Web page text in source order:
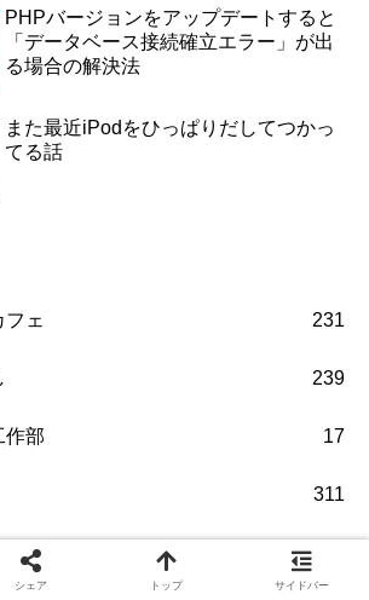
PHPバージョンをアップデートすると
「データベース接続確立エラー」が出
る場合の解決法
また最近iPodをひっぱりだしてつかっ
てる話
ェ 231
239
作部 17
311
ス紹介
シェア トップ サイドバー